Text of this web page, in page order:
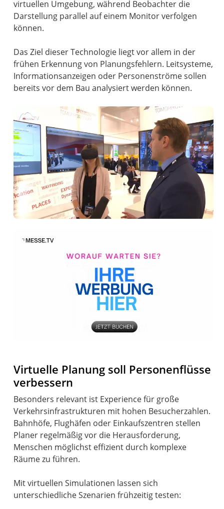
virtuellen Umgebung, während Beobachter die
Darstellung parallel auf einem Monitor verfolgen
können.
Das Ziel dieser Technologie liegt vor allem in der
frühen Erkennung von Planungsfehlern. Leitsysteme,
Informationsanzeigen oder Personenströme sollen
bereits vor dem Bau analysiert werden können.
Virtuelle Planung soll Personenflüsse
verbessern
Besonders relevant ist Experience für große
Verkehrsinfrastrukturen mit hohen Besucherzahlen.
Bahnhöfe, Flughäfen oder Einkaufszentren stellen
Planer regelmäßig vor die Herausforderung,
Menschen möglichst effizient durch komplexe
Räume zu führen.
Mit virtuellen Simulationen lassen sich